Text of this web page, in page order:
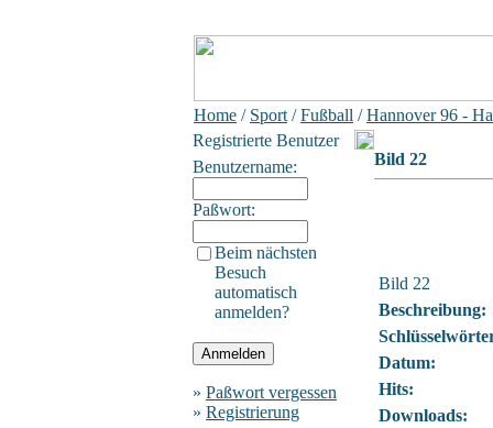
Home / Sport /Fußball /Hannover 96 -
Registrierte Benutzer
Benutzername:
Paßwort:
Beim nächsten
Besuch
automatisch
anmelden?
» Paßwort vergessen
» Registrierung
Bild 22
Bild 22
Beschreibung:
Datum:
Hits:
Downloads: